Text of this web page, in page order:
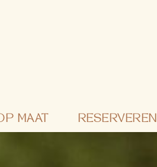
MAAT RESERVEREN